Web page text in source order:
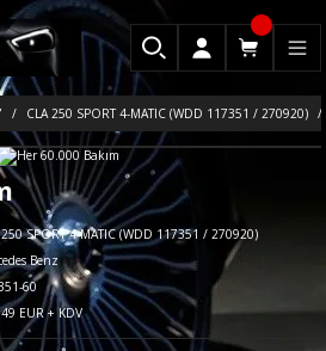
CLA 250 SPORT 4-MATIC (WDD 117351 / 270920)
250 SPORT 4-MATIC (WDD 117351 / 270920)
Benz
60
EUR + KDV